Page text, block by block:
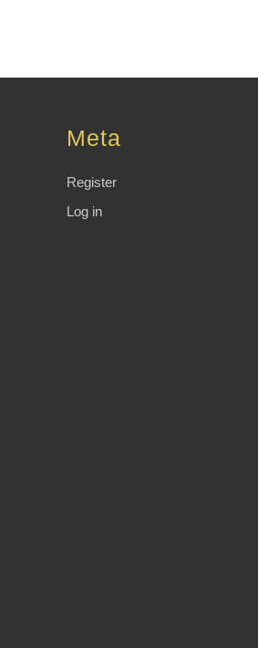
Meta
Register
Log in